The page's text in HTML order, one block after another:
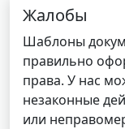
Жалобы
Шаблоны
правильно
права. У нас
незаконные
или